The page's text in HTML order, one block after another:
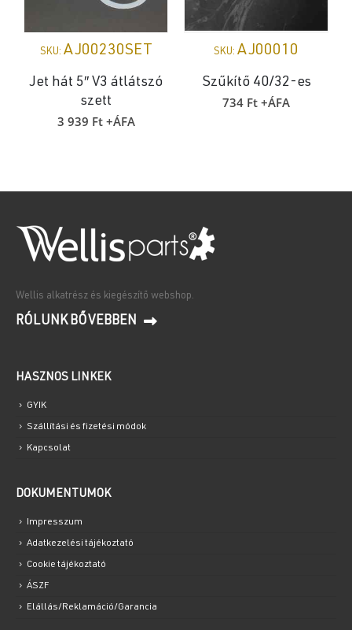
SKU: AJ00230SET
Jet hát 5″ V3 átlátszó
szett
3 939 Ft+ÁFA
SKU: AJ00010
Szűkítő 40/32-es
734 Ft +ÁFA
Wellis alkatrész és kiegészítő webshop.
RÓLUNK BŐVEBBEN
HASZNOS LINKEK
GYIK
Szállítási és fizetési módok
Kapcsolat
DOKUMENTUMOK
Impresszum
Adatkezelési tájékoztató
Cookie tájékoztató
ÁSZF
Elállás/Reklamáció/Garancia